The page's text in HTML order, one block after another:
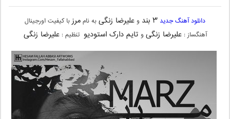
دانلود آهنگ جدید ۳ بند وعلیرضا زنگیبه ناممرزبا کیفیت اورجینال
آهنگساز :علیرضا زنگی و تایم دارک استودیو تنظیم :علیرضا زنگی